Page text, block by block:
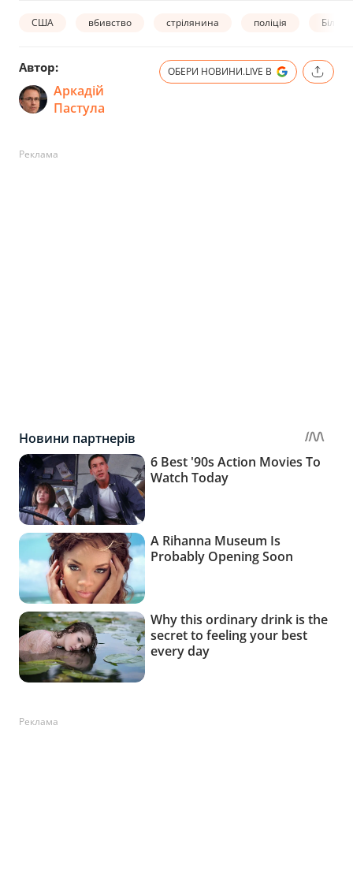
США вбивство стрілянина поліція Білий
Автор:
Аркадій
Пастула
ОБЕРИ НОВИНИ.LIVE В
Реклама
Реклама